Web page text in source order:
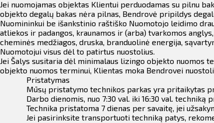
Jei nuomojamas objektas Klientui perduodamas su pilnu
objekto degalų bakas nėra pilnas, Bendrovė pripildys
Nuomininkui be išankstinio raštiško Nuomotojo leidimo
atliekos ir padangos, kraunamos ir (arba) tvarkomos
cheminės medžiagos, druska, branduolinė energija,
Nuomotojui visus dėl to patirtus nuostolius.
Jei Šalys susitaria dėl minimalaus lizingo objekto
objekto nuomos terminui, Klientas moka Bendrovei
Pristatymas
Mūsų pristatymo technikos parkas yra pritaikytas
Darbo dienomis, nuo 7:30 val. iki 16:30 val.
Technika pristatoma 7 dienas per savaitę, jei
Jei pasirinksite transportuoti techniką patys,